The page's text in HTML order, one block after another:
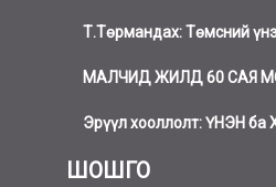
Т.Төрмандах: Төмсний
МАЛЧИД ЖИЛД 60 САЯ
Эрүүл хооллолт: ҮНЭН ба
ШОШГО